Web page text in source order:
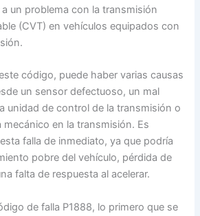
un problema con la transmisión
(CVT) en vehículos equipados con
código, puede haber varias causas
un sensor defectuoso, un mal
unidad de control de la transmisión o
en la transmisión. Es
falla de inmediato, ya que podría
pobre del vehículo, pérdida de
falta de respuesta al acelerar.
de falla P1888, lo primero que se